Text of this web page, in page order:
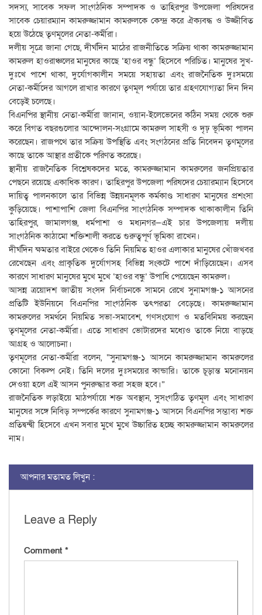
সদস্য, সাবেক সফল সাংগঠনিক সম্পাদক ও তাহিরপুর উপজেলা পরিষদের
সাবেক চেয়ারম্যান কামরুজ্জামান কামরুলকে কেন্দ্র করে ঐক্যবদ্ধ ও উজ্জীবিত
হয়ে উঠেছে তৃণমূলের নেতা-কর্মীরা।
দলীয় সূত্রে জানা গেছে, দীর্ঘদিন মাঠের রাজনীতিতে সক্রিয় থাকা কামরুজ্জামান
কামরুল হাওরাঞ্চলের মানুষের কাছে ‘হাওর বন্ধু’ হিসেবে পরিচিত। মানুষের সুখ-
দুঃখে পাশে থাকা, দুর্যোগকালীন সময়ে সহায়তা এবং রাজনৈতিক দুঃসময়ে
নেতা-কর্মীদের আগলে রাখার কারণে তৃণমূল পর্যায়ে তার গ্রহণযোগ্যতা দিন দিন
বেড়েই চলেছে।
বিএনপির স্থানীয় নেতা-কর্মীরা জানান, ওয়ান-ইলেভেনের কঠিন সময় থেকে শুরু
করে বিগত বছরগুলোর আন্দোলন-সংগ্রামে কামরুল সাহসী ও দৃঢ় ভূমিকা পালন
করেছেন। রাজপথে তার সক্রিয় উপস্থিতি এবং সংগঠনের প্রতি নিবেদন তৃণমূলের
কাছে তাকে আস্থার প্রতীকে পরিণত করেছে।
স্থানীয় রাজনৈতিক বিশ্লেষকদের মতে, কামরুজ্জামান কামরুলের জনপ্রিয়তার
পেছনে রয়েছে একাধিক কারণ। তাহিরপুর উপজেলা পরিষদের চেয়ারম্যান হিসেবে
দায়িত্ব পালনকালে তার বিভিন্ন উন্নয়নমূলক কর্মকাণ্ড সাধারণ মানুষের প্রশংসা
কুড়িয়েছে। পাশাপাশি জেলা বিএনপির সাংগঠনিক সম্পাদক থাকাকালীন তিনি
তাহিরপুর, জামালগঞ্জ, ধর্মপাশা ও মধ্যনগর—এই চার উপজেলায় দলীয়
সাংগঠনিক কাঠামো শক্তিশালী করতে গুরুত্বপূর্ণ ভূমিকা রাখেন।
দীর্ঘদিন ক্ষমতার বাইরে থেকেও তিনি নিয়মিত হাওর এলাকার মানুষের খোঁজখবর
রেখেছেন এবং প্রাকৃতিক দুর্যোগসহ বিভিন্ন সংকটে পাশে দাঁড়িয়েছেন। এসব
কারণে সাধারণ মানুষের মুখে মুখে ‘হাওর বন্ধু’ উপাধি পেয়েছেন কামরুল।
আসন্ন ত্রয়োদশ জাতীয় সংসদ নির্বাচনকে সামনে রেখে সুনামগঞ্জ-১ আসনের
প্রতিটি ইউনিয়নে বিএনপির সাংগঠনিক তৎপরতা বেড়েছে। কামরুজ্জামান
কামরুলের সমর্থনে নিয়মিত সভা-সমাবেশ, গণসংযোগ ও মতবিনিময় করছেন
তৃণমূলের নেতা-কর্মীরা। এতে সাধারণ ভোটারদের মধ্যেও তাকে নিয়ে বাড়ছে
আগ্রহ ও আলোচনা।
তৃণমূলের নেতা-কর্মীরা বলেন, “সুনামগঞ্জ-১ আসনে কামরুজ্জামান কামরুলের
কোনো বিকল্প নেই। তিনি দলের দুঃসময়ের কান্ডারি। তাকে চূড়ান্ত মনোনয়ন
দেওয়া হলে এই আসন পুনরুদ্ধার করা সহজ হবে।”
রাজনৈতিক লড়াইয়ে মাঠপর্যায়ে শক্ত অবস্থান, সুসংগঠিত তৃণমূল এবং সাধারণ
মানুষের সঙ্গে নিবিড় সম্পর্কের কারণে সুনামগঞ্জ-১ আসনে বিএনপির সম্ভাব্য শক্ত
প্রতিদ্বন্দ্বী হিসেবে এখন সবার মুখে মুখে উচ্চারিত হচ্ছে কামরুজ্জামান কামরুলের
নাম।
আপনার মতামত লিখুন :
Leave a Reply
Comment *